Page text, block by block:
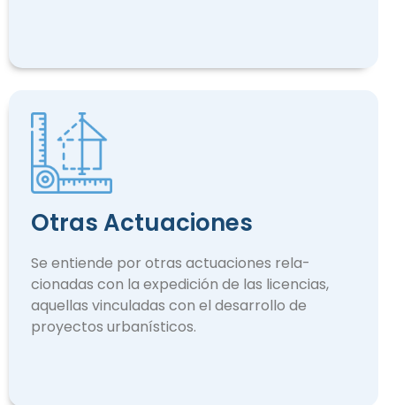
Otras Actuaciones
Se entiende por otras actuaciones rela­
cionadas con la expedición de las licencias,
aquellas vinculadas con el desarrollo de
proyectos urbanísticos.